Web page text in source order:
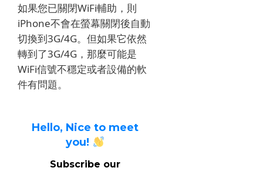
如果您已關閉WiFi輔助，則
iPhone不會在螢幕關閉後自動
切換到3G/4G。但如果它依然
轉到了3G/4G，那麼可能是
WiFi信號不穩定或者設備的軟
件有問題。
Hello, Nice to meet
you!
Subscribe our